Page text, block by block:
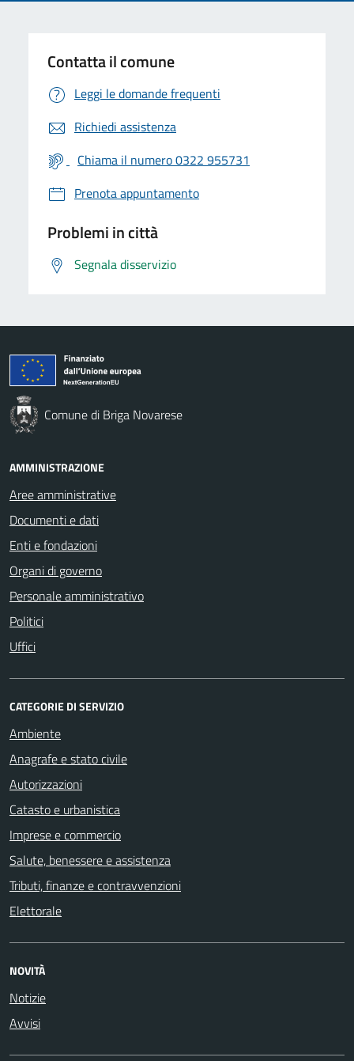
Contatta il comune
Leggi le domande frequenti
Richiedi assistenza
Chiama il numero 0322 955731
Prenota appuntamento
Problemi in città
Segnala disservizio
Comune di Briga Novarese
AMMINISTRAZIONE
Aree amministrative
Documenti e dati
Enti e fondazioni
Organi di governo
Personale amministrativo
Politici
Uffici
CATEGORIE DI SERVIZIO
Ambiente
Anagrafe e stato civile
Autorizzazioni
Catasto e urbanistica
Imprese e commercio
Salute, benessere e assistenza
Tributi, finanze e contravvenzioni
Elettorale
NOVITÀ
Notizie
Avvisi